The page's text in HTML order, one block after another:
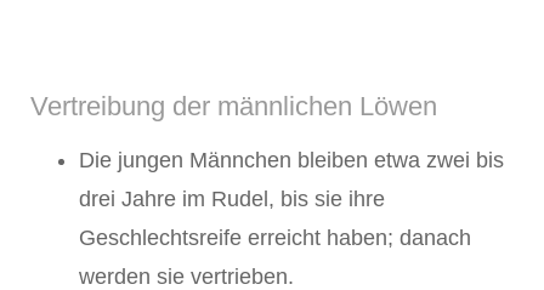
Vertreibung der männlichen Löwen
Die jungen Männchen bleiben etwa zwei bis
drei Jahre im Rudel, bis sie ihre
Geschlechtsreife erreicht haben; danach
werden sie vertrieben.